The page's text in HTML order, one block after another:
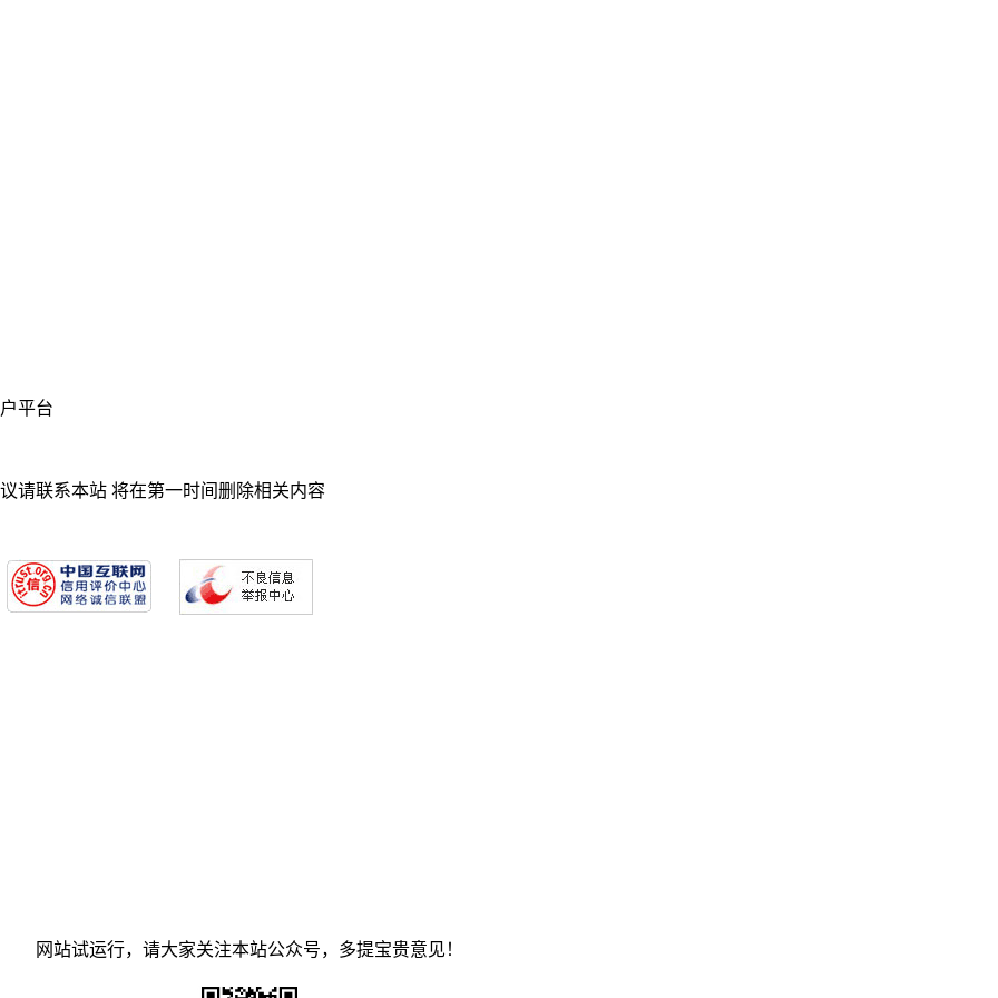
平台
请联系本站 将在第一时间删除相关内容
网站试运行，请大家关注本站公众号，多提宝贵意见！